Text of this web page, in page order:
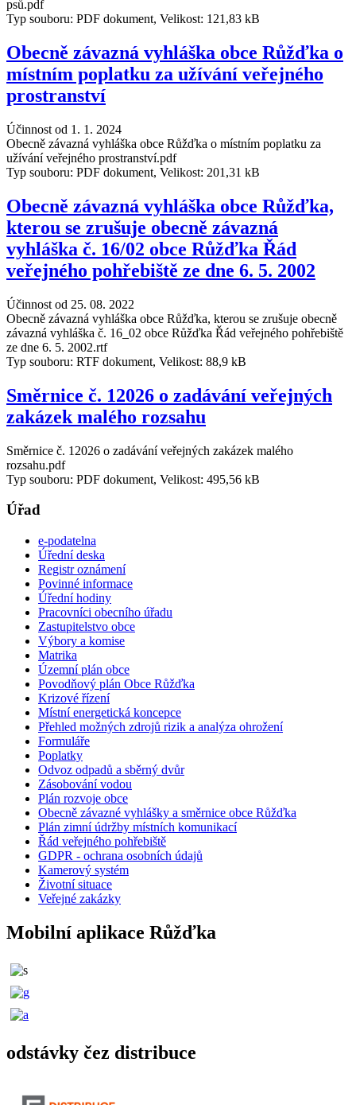
psů.pdf
Typ souboru: PDF dokument, Velikost: 121,83 kB
Obecně závazná vyhláška obce Růžďka o
místním poplatku za užívání veřejného
prostranství
Účinnost od 1. 1. 2024
Obecně závazná vyhláška obce Růžďka o místním poplatku za
užívání veřejného prostranství.pdf
Typ souboru: PDF dokument, Velikost: 201,31 kB
Obecně závazná vyhláška obce Růžďka,
kterou se zrušuje obecně závazná
vyhláška č. 16/02 obce Růžďka Řád
veřejného pohřebiště ze dne 6. 5. 2002
Účinnost od 25. 08. 2022
Obecně závazná vyhláška obce Růžďka, kterou se zrušuje obecně
závazná vyhláška č. 16_02 obce Růžďka Řád veřejného pohřebiště
ze dne 6. 5. 2002.rtf
Typ souboru: RTF dokument, Velikost: 88,9 kB
Směrnice č. 12026 o zadávání veřejných
zakázek malého rozsahu
Směrnice č. 12026 o zadávání veřejných zakázek malého
rozsahu.pdf
Typ souboru: PDF dokument, Velikost: 495,56 kB
Úřad
e-podatelna
Úřední deska
Registr oznámení
Povinné informace
Úřední hodiny
Pracovníci obecního úřadu
Zastupitelstvo obce
Výbory a komise
Matrika
Územní plán obce
Povodňový plán Obce Růžďka
Krizové řízení
Místní energetická koncepce
Přehled možných zdrojů rizik a analýza ohrožení
Formuláře
Poplatky
Odvoz odpadů a sběrný dvůr
Zásobování vodou
Plán rozvoje obce
Obecně závazné vyhlášky a směrnice obce Růžďka
Plán zimní údržby místních komunikací
Řád veřejného pohřebiště
GDPR - ochrana osobních údajů
Kamerový systém
Životní situace
Veřejné zakázky
Mobilní aplikace Růžďka
odstávky čez distribuce